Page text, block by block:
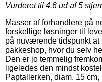
Vurderet til 4.6 ud af 5
Masser af forhandlere på
forskellige løsninger til
på nuværende tidspunkt at
pakkeshop, hvor du selv
Den er jo temmelig
ligeledes den mindst
Paptallerken, diam. 15 cm,